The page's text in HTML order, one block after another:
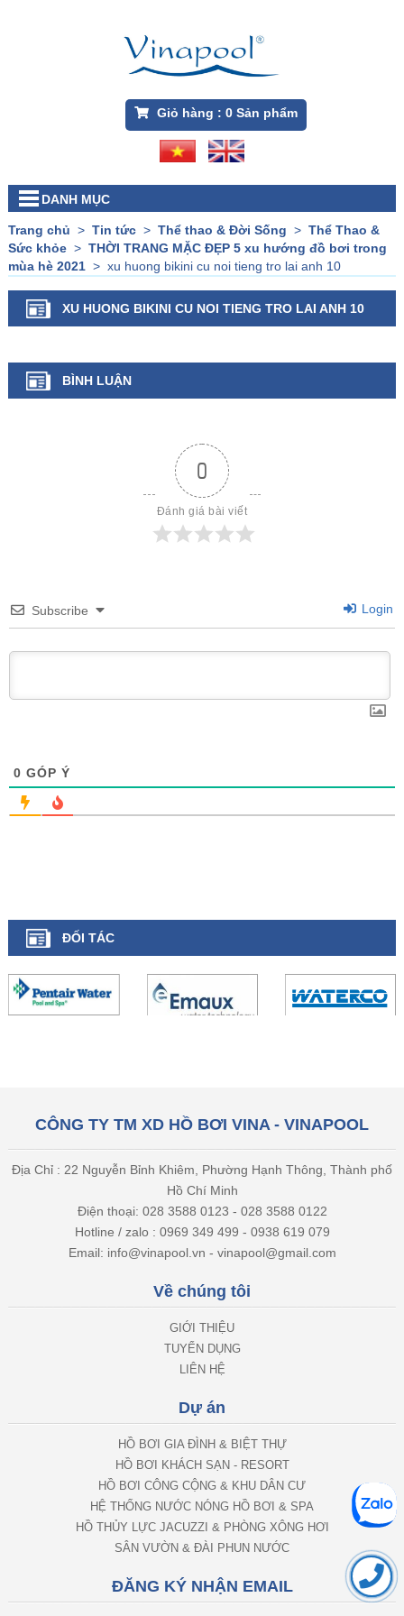
Giỏ hàng : 0Sản phẩm
DANH MỤC
Trang chủ > Tin tức> Thể thao & Đời Sống > Thể Thao &
Sức khỏe> THỜI TRANG MẶC ĐẸP 5 xu hướng đồ bơi trong
mùa hè 2021> xu huong bikini cu noi tieng tro lai anh 10
XU HUONG BIKINI CU NOI TIENG TRO LAI ANH 10
BÌNH LUẬN
0
Đánh giá bài viết
Subscribe Login
0 GÓP Ý
ĐỐI TÁC
CÔNG TY TM XD HỒ BƠI VINA - VINAPOOL
Địa Chỉ : 22 Nguyễn Bỉnh Khiêm, Phường Hạnh Thông, Thành phố
Hồ Chí Minh
Điện thoại: 028 3588 0123 - 028 3588 0122
Hotline / zalo : 0969 349 499 - 0938 619 079
Email: info@vinapool.vn - vinapool@gmail.com
Về chúng tôi
GIỚI THIỆU
TUYỂN DỤNG
LIÊN HỆ
Dự án
HỒ BƠI GIA ĐÌNH & BIỆT THỰ
HỒ BƠI KHÁCH SẠN - RESORT
HỒ BƠI CÔNG CỘNG & KHU DÂN CƯ
HỆ THỐNG NƯỚC NÓNG HỒ BƠI & SPA
HỒ THỦY LỰC JACUZZI & PHÒNG XÔNG HƠI
SÂN VƯỜN & ĐÀI PHUN NƯỚC
ĐĂNG KÝ NHẬN EMAIL